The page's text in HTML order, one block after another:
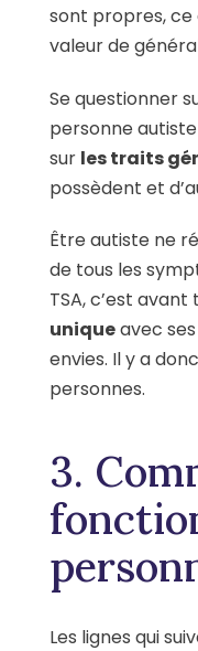
sont propres, ce
valeur de
Se questionner
personne
sur les traits
possèdent et
Être autiste ne
de tous les
TSA, c’est avant
uniqueavec
envies. Il y a
personnes.
3.
Les lignes qui